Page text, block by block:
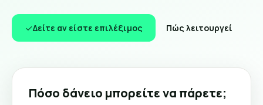
Δείτε αν είστε επιλέξιμος Πώς λειτουργεί
Πόσο δάνειο μπορείτε να πάρετε;